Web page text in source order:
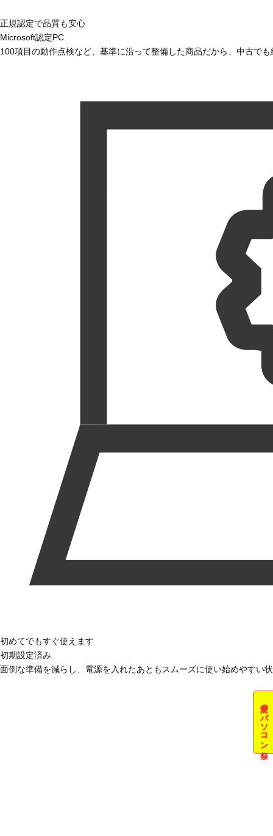
夏のパソコン祭
正規認定で品質も安心
Microsoft認定PC
100項目の動作点検など、基準に沿って整備した商品だから、中古で
初めてでもすぐ使えます
初期設定済み
面倒な準備を減らし、電源を入れたあともスムーズに使い始めやすい